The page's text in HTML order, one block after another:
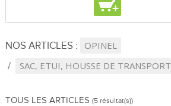
+
NOS ARTICLES :
OPINEL
SAC, ETUI, HOUSSE DE TRANSPORT
TOUS LES ARTICLES (5 résultat(s))